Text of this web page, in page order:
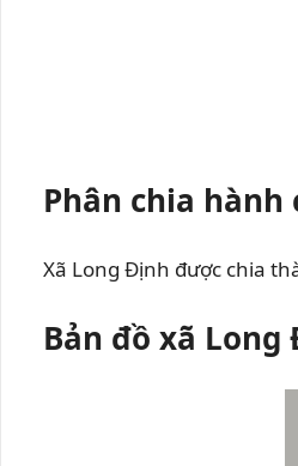
Phân chia
Xã Long Định được chia
Bản đồ xã